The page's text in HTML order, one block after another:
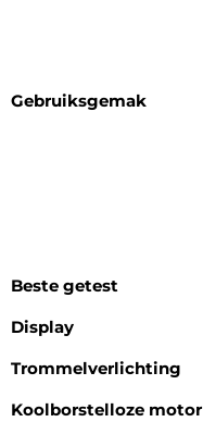
Gebruiksgemak
Beste getest
Display
Trommelverlichting
Koolborstelloze motor